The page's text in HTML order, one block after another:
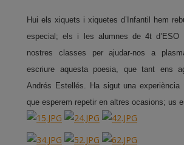
Hui els xiquets i xiquetes d’Infantil hem
especial; els i les alumnes de 4t d’ESO
nostres classes per ajudar-nos a
escriure aquesta poesia, que tant ens
Andrés Estellés. Ha sigut una experiència
que esperem repetir en altres ocasions; us